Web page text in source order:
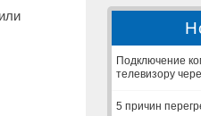
Подключение
телевизору
5 причин